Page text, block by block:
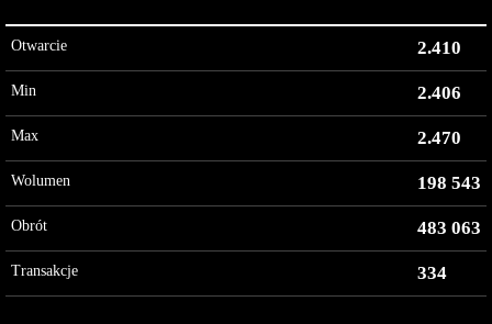
Otwarcie 2.410
Min 2.406
Max 2.470
Wolumen 198 543
Obrót 483 063
Transakcje 334